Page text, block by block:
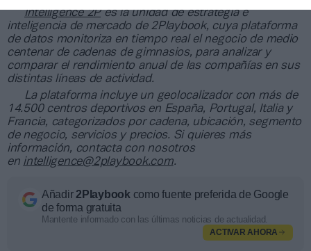
Intelligence 2Pes la unidad de estrategia e
inteligencia de mercado de 2Playbook, cuya plataforma
de datos monitoriza en tiempo real el negocio de medio
centenar de cadenas de gimnasios, para analizar y
comparar el rendimiento anual de las compañías en sus
distintas líneas de actividad.
La plataforma incluye un geolocalizador con más de
14.500 centros deportivos en España, Portugal, Italia y
Francia, categorizados por cadena, ubicación, segmento
de negocio, servicios y precios. Si quieres más
información, contacta con nosotros
en intelligence@2playbook.com.
Añadir2Playbook como fuente preferida de Google
de forma gratuita
Mantente informado con las últimas noticias de actualidad.
ACTIVAR AHORA